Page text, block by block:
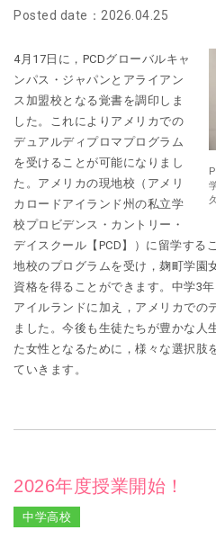
Posted date：2026.04.25
4月17日に，PCDグローバルキャ
ンパス・ジャパンとアライアン
ス加盟校となる覚書を調印しま
した。これによりアメリカでの
デュアルディプロマプログラム
を受けることが可能になりまし
た。アメリカの現地校（アメリ
カロードアイランド州の私立学
校プロビデンス・カントリー・
デイスクール【PCD】）に留学する
地校のプログラムを受け，麹町学園
資格を得ることができます。中学3
アイルランドに加え，アメリカでの
ました。今後も生徒たちが豊かな人
た女性となるために，様々な選択肢
ていきます。
2026年度授業開始！
中学高校